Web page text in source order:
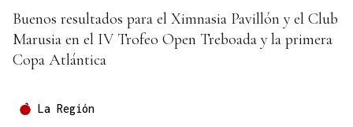
Buenos resultados para el Ximnasia Pavillón y el Club
Marusia en el IV Trofeo Open Treboada y la primera
Copa Atlántica
La Región